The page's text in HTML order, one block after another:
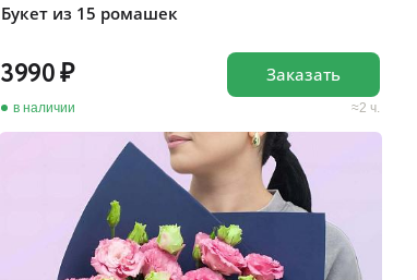
Букет из 15 ромашек
3990
в наличии 2 ч.
Заказать